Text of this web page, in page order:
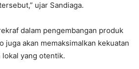
ujar Sandiaga.
dalam pengembangan produk
juga akan memaksimalkan kekuatan
yang otentik.